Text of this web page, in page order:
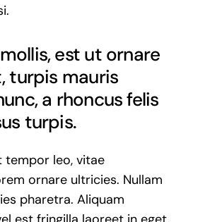
est ut ornare
turpis mauris
a rhoncus felis
turpis.
tempor leo, vitae
ornare ultricies. Nullam
pharetra. Aliquam